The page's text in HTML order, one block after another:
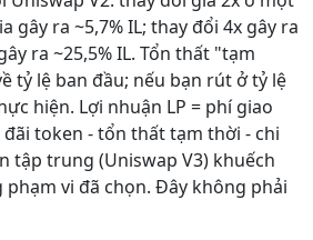
gây ra ~5,7% IL; thay đổi 4x gây ra
ra ~25,5% IL. Tổn thất "tạm
tỷ lệ ban đầu; nếu bạn rút ở tỷ lệ
hiện. Lợi nhuận LP = phí giao
token - tổn thất tạm thời - chi
tập trung (Uniswap V3) khuếch
phạm vi đã chọn. Đây không phải